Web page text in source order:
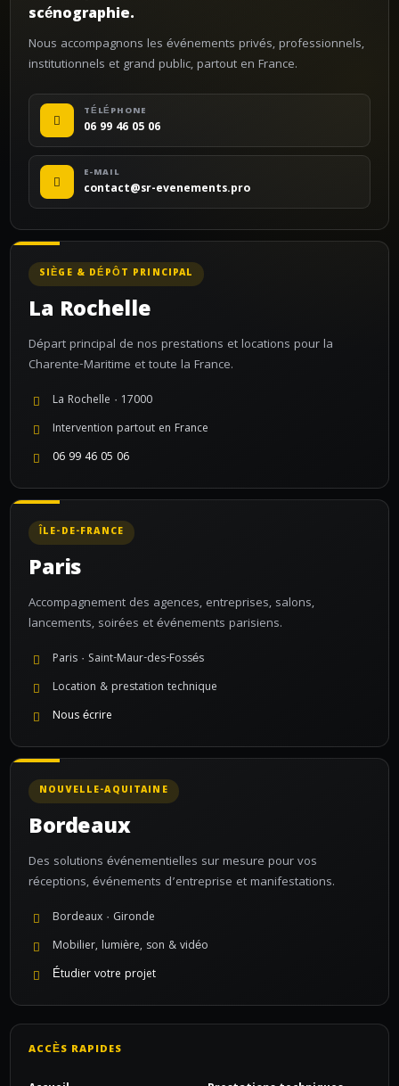
scénographie.
Nous accompagnons les événements privés, professionnels,
institutionnels et grand public, partout en France.
TÉLÉPHONE
06 99 46 05 06
E-MAIL
contact@sr-evenements.pro
SIÈGE & DÉPÔT PRINCIPAL
La Rochelle
Départ principal de nos prestations et locations pour la
Charente-Maritime et toute la France.
La Rochelle · 17000
Intervention partout en France
06 99 46 05 06
ÎLE-DE-FRANCE
Paris
Accompagnement des agences, entreprises, salons,
lancements, soirées et événements parisiens.
Paris · Saint-Maur-des-Fossés
Location & prestation technique
Nous écrire
NOUVELLE-AQUITAINE
Bordeaux
Des solutions événementielles sur mesure pour vos
réceptions, événements d’entreprise et manifestations.
Bordeaux · Gironde
Mobilier, lumière, son & vidéo
Étudier votre projet
ACCÈS RAPIDES